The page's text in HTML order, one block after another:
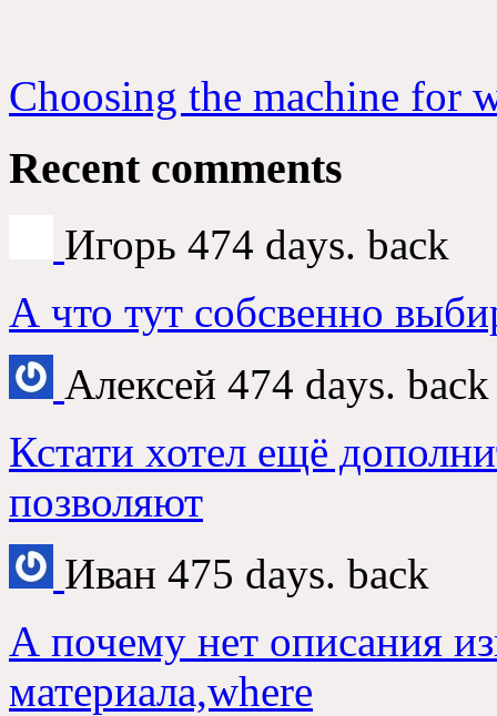
Choosing the machine for
Recent comments
Игорь 474 days. back
А что тут собсвенно
Алексей 474 days. back
Кстати хотел ещё
позволяют
Иван 475 days. back
А почему нет описания
материала,where